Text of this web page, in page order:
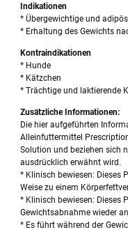
Indikationen
* Übergewichtige und
* Erhaltung des Gewichts
Kontraindikationen
* Hunde
* Kätzchen
* Trächtige und laktierende
Zusätzliche Informationen:
Die hier aufgeführten
Alleinfuttermittel
Solution und beziehen sich
ausdrücklich erwähnt wird.
* Klinisch bewiesen: Dieses
Weise zu einem
* Klinisch bewiesen: Dieses
Gewichtsabnahme wieder
* Es führt während der